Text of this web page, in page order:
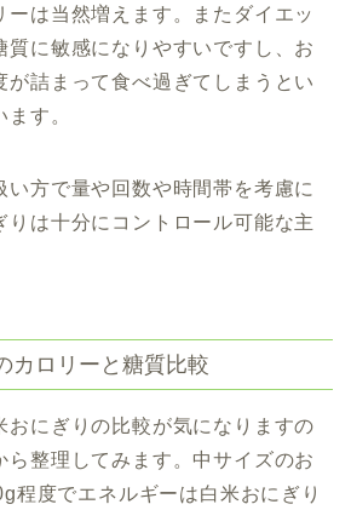
ーは当然増えます。またダイエッ
質に敏感になりやすいですし、お
が詰まって食べ過ぎてしまうとい
す。
い方で量や回数や時間帯を考慮に
りは十分にコントロール可能な主
カロリーと糖質比較
おにぎりの比較が気になりますの
ら整理してみます。中サイズのお
程度でエネルギーは白米おにぎり